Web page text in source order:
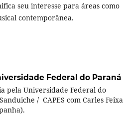
seu interesse para áreas como
contemporânea.
Federal do Paraná
pela Universidade Federal do
/ CAPES com Carles Feixa